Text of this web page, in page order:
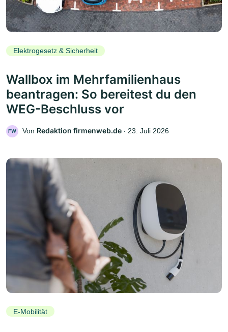
Elektrogesetz & Sicherheit
Wallbox im Mehrfamilienhaus
beantragen: So bereitest du den
WEG-Beschluss vor
FW Von Redaktion firmenweb.de ‧ 23. Juli 2026
E-Mobilität